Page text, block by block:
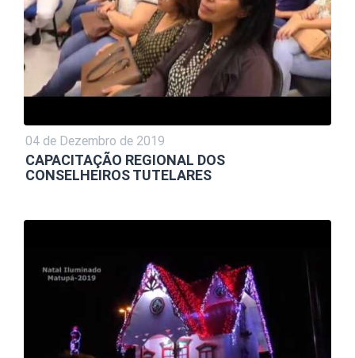
04 de Dezembro de 2019
CAPACITAÇÃO REGIONAL DOS
CONSELHEIROS TUTELARES